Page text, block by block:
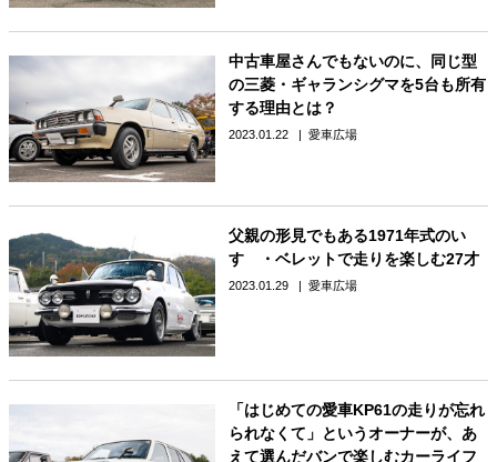
中古車屋さんでもないのに、同じ型
の三菱・ギャランシグマを5台も所有
する理由とは？
2023.01.22 愛車広場
父親の形見でもある1971年式のい
すゞ・ベレットで走りを楽しむ27才
2023.01.29 愛車広場
「はじめての愛車KP61の走りが忘れ
られなくて」というオーナーが、あ
えて選んだバンで楽しむカーライフ